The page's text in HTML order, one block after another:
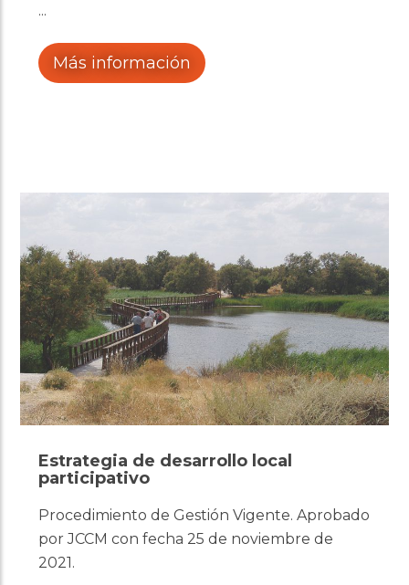
Más información
Estrategia de desarrollo local
participativo
Procedimiento de Gestión Vigente. Aprobado
por JCCM con fecha 25 de noviembre de
2021.